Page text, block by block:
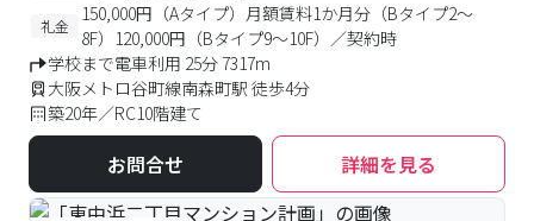
礼金
150,000円（Aタイプ）月額賃料1か月分（Bタイプ2～
8F）120,000円（Bタイプ9～10F）／契約時
学校まで電車利用 25分 7317m
大阪メトロ谷町線南森町駅 徒歩4分
築20年／RC10階建て
お問合せ 詳細を見る